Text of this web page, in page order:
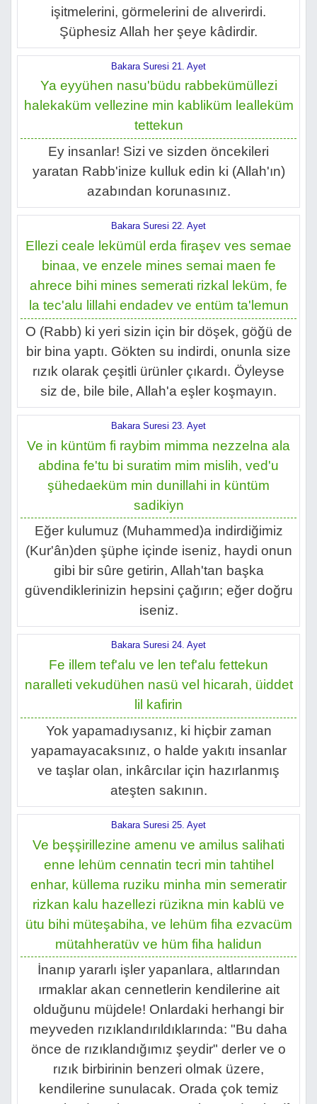
işitmelerini, görmelerini de alıverirdi.
Şüphesiz Allah her şeye kâdirdir.
Bakara Suresi 21. Ayet
Ya eyyühen nasu'büdu rabbekümüllezi
halekaküm vellezine min kabliküm lealleküm
tettekun
Ey insanlar! Sizi ve sizden öncekileri
yaratan Rabb'inize kulluk edin ki (Allah'ın)
azabından korunasınız.
Bakara Suresi 22. Ayet
Ellezi ceale lekümül erda firaşev ves semae
binaa, ve enzele mines semai maen fe
ahrece bihi mines semerati rizkal leküm, fe
la tec'alu lillahi endadev ve entüm ta'lemun
O (Rabb) ki yeri sizin için bir döşek, göğü de
bir bina yaptı. Gökten su indirdi, onunla size
rızık olarak çeşitli ürünler çıkardı. Öyleyse
siz de, bile bile, Allah'a eşler koşmayın.
Bakara Suresi 23. Ayet
Ve in küntüm fi raybim mimma nezzelna ala
abdina fe'tu bi suratim mim mislih, ved'u
şühedaeküm min dunillahi in küntüm
sadikiyn
Eğer kulumuz (Muhammed)a indirdiğimiz
(Kur'ân)den şüphe içinde iseniz, haydi onun
gibi bir sûre getirin, Allah'tan başka
güvendiklerinizin hepsini çağırın; eğer doğru
iseniz.
Bakara Suresi 24. Ayet
Fe illem tef'alu ve len tef'alu fettekun
naralleti vekudühen nasü vel hicarah, üiddet
lil kafirin
Yok yapamadıysanız, ki hiçbir zaman
yapamayacaksınız, o halde yakıtı insanlar
ve taşlar olan, inkârcılar için hazırlanmış
ateşten sakının.
Bakara Suresi 25. Ayet
Ve beşşirillezine amenu ve amilus salihati
enne lehüm cennatin tecri min tahtihel
enhar, küllema ruziku minha min semeratir
rizkan kalu hazellezi rüzikna min kablü ve
ütu bihi müteşabiha, ve lehüm fiha ezvacüm
mütahheratüv ve hüm fiha halidun
İnanıp yararlı işler yapanlara, altlarından
ırmaklar akan cennetlerin kendilerine ait
olduğunu müjdele! Onlardaki herhangi bir
meyveden rızıklandırıldıklarında: "Bu daha
önce de rızıklandığımız şeydir" derler ve o
rızık birbirinin benzeri olmak üzere,
kendilerine sunulacak. Orada çok temiz